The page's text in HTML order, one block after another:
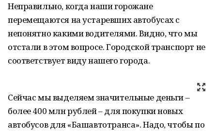
Неправильно, когда наши горожане
перемещаются на устаревших автобусах с
непонятно какими водителями. Видно, что мы
отстали в этом вопросе. Городской транспорт не
соответствует виду нашего города.
Сейчас мы выделяем значительные деньги –
более 400 млн рублей – для покупки новых
автобусов для «Башавтотранса». Надо, чтобы по